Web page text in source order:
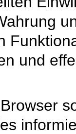
und